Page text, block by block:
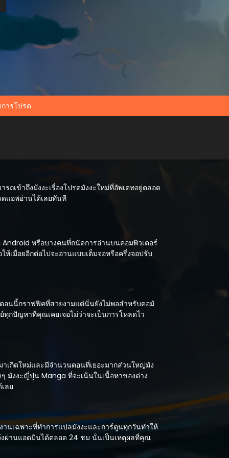
ารโปรด
เข้าถึงมังงะเรื่องโปรดมังงะใหม่ที่อัพเดทอยู่ตลอด
แอพอ่านได้เลยทันที
หรือบางคนที่ถนัดการอ่านบนคอมพิวเตอร์
เมื่อยอีกต่อไปจะอ่านแบบเต็มจอหรือครึ่งจอปรับ
อนนี้กราฟฟิคที่สวยงามแต่นั่นยังไม่พอสำหรับคอมั
กปัญหาที่คุณเคยเจอไม่ว่าจะเป็นการโหลดไว
เกิดใหม่และมีจำนวนตอนที่เยอะมากส่วนใหญ่มัง
มังงะญี่ปุ่น Manga ที่จะเน้นในเนื้อหาของต่าง
ลย
านเฉพาะที่ทำการแปลมังงะและการ์ตูนทุกวันทำให้
งผ่านแอดมินได้ตลอด 24 ชม นั่นเป็นเหตุผลที่คุณ